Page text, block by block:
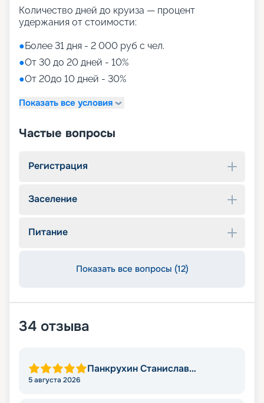
Количество дней до круиза — процент
удержания от стоимости:
●Более 31 дня - 2 000 руб с чел.
●От 30 до 20 дней - 10%
●От 20до 10 дней - 30%
Показать все условия
Частые вопросы
Регистрация
Заселение
Питание
Показать все вопросы (12)
34 отзыва
Панкрухин Станислав
5 августа 2026